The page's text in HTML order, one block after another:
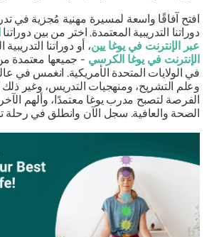
افتح آفاقًا واسعة لمسيرة مهنية مُجزية في
دوراتنا التدريبية المعتمدة. اختر من بين دوراتنا
عبر الإنترنت في يوغا يين، أو دوراتنا التدريبية
الإنترنت في يوغا الكرسي- جميعها معتمدة من
في الولايات المتحدة الأمريكية. انغمس في
وعلم التشريح، ومنهجيات التدريس، وغير ذلك
الفرصة لتصبح مدرب يوغا معتمدًا، وألهم
الصحة والعافية. سجل الآن وانطلق في رحلة